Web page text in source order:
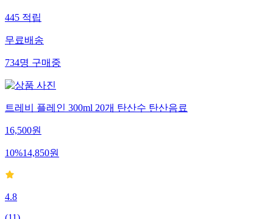
445적립
무료배송
734명구매중
트레비 플레인 300ml 20개 탄산수 탄산음료
16,500원
10%14,850원
4.8